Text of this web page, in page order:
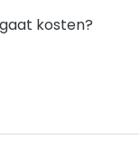
kosten?